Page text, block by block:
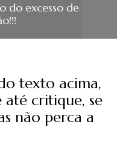
do excesso de
texto acima,
até critique, se
não perca a